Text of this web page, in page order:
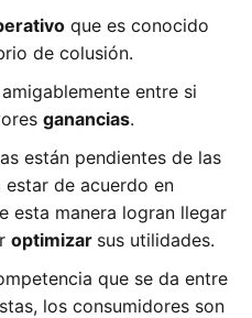
que es conocido
de colusión.
entre si
ganancias.
están pendientes de las
de acuerdo en
esta manera logran llegar
optimizar sus utilidades.
que se da entre
los consumidores son